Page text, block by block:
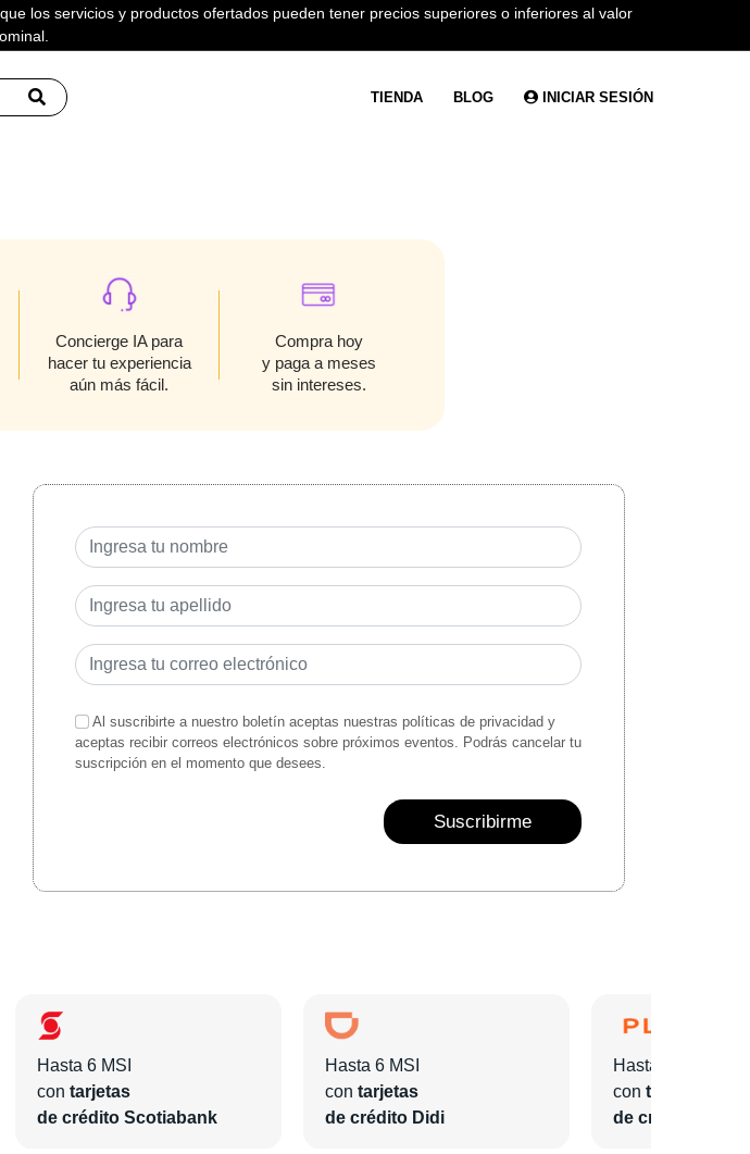
los servicios y productos ofertados pueden tener precios superiores o inferiores al valor
TIENDA BLOG INICIAR SESIÓN
Concierge IA para
hacer tu experiencia
aún más fácil.
Compra hoy
y paga a meses
sin intereses.
Al suscribirte a nuestro boletín aceptas nuestras políticas de privacidad y
aceptas recibir correos electrónicos sobre próximos eventos. Podrás cancelar tu
suscripción en el momento que desees.
Suscribirme
Hasta 6 MSI
con tarjetas
de crédito Scotiabank
Hasta 6 MSI
con tarjetas
de crédito Didi
Hasta 6 MSI
con tarjetas
de crédito Plata